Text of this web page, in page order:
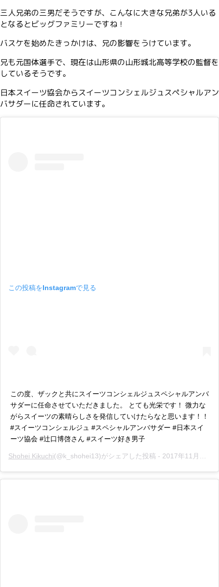
三人兄弟の三男だそうですが、こんなに大きな兄弟が3人いる
となるとビッグファミリーですね！
バスケを始めたきっかけは、兄の影響をうけています。
兄も元国体選手で、現在は山形県の山形城北高等学校の監督を
しているそうです。
日本スイーツ協会からスイーツコンシェルジュスペシャルアン
バサダーに任命されています。
この投稿をInstagramで見る
この度、ザックと共にスイーツコンシェルジュスペシャルアンバ
サダーに任命させていただきました。 とても光栄です！ 微力な
がらスイーツの素晴らしさを発信していけたらなと思います！！
#スイーツコンシェルジュ #スペシャルアンバサダー #日本スイ
ーツ協会 #辻口博啓さん #スイーツ好き男子
Shohei Kikuchi(@k_shohei13)がシェアした投稿 - 2017年11月月2日午前3時53分PDT